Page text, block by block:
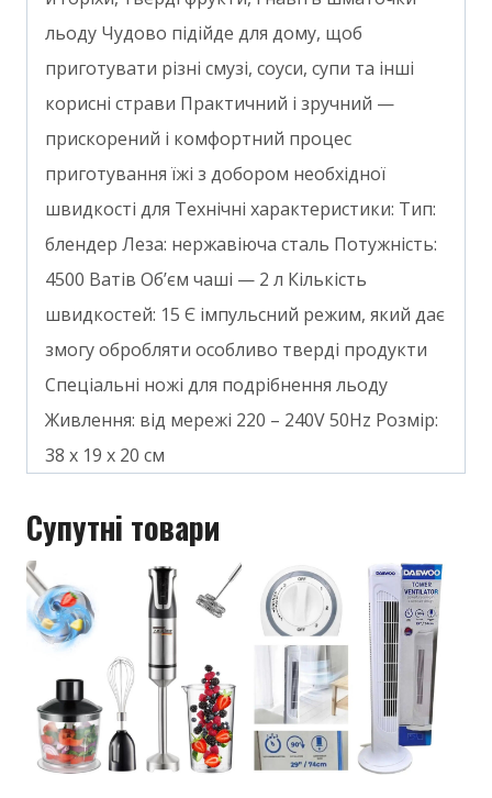
льоду Чудово підійде для дому, щоб
приготувати різні смузі, соуси, супи та інші
корисні страви Практичний і зручний —
прискорений і комфортний процес
приготування їжі з добором необхідної
швидкості для Технічні характеристики: Тип:
блендер Леза: нержавіюча сталь Потужність:
4500 Ватів Об’єм чаші — 2 л Кількість
швидкостей: 15 Є імпульсний режим, який дає
змогу обробляти особливо тверді продукти
Спеціальні ножі для подрібнення льоду
Живлення: від мережі 220 – 240V 50Hz Розмір:
38 x 19 x 20 см
Супутні товари